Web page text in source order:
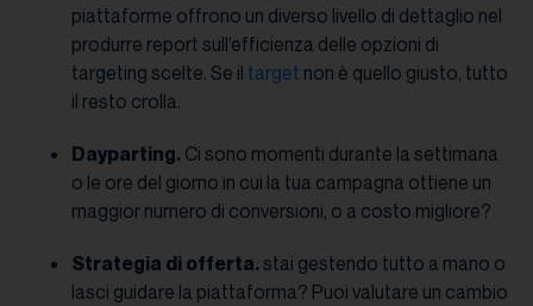
piattaforme offrono un diverso livello di dettaglio nel
produrre report sull’efficienza delle opzioni di
targeting scelte. Se il target non è quello giusto, tutto
il resto crolla.
Dayparting. Ci sono momenti durante la settimana
o le ore del giorno in cui la tua campagna ottiene un
maggior numero di conversioni, o a costo migliore?
Strategia di offerta.stai gestendo tutto a mano o
lasci guidare la piattaforma? Puoi valutare un cambio